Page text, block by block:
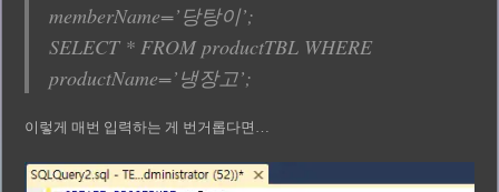
memberName=’당탕이’;
SELECT * FROM productTBL WHERE
productName=’냉장고’;
이렇게 매번 입력하는 게 번거롭다면…